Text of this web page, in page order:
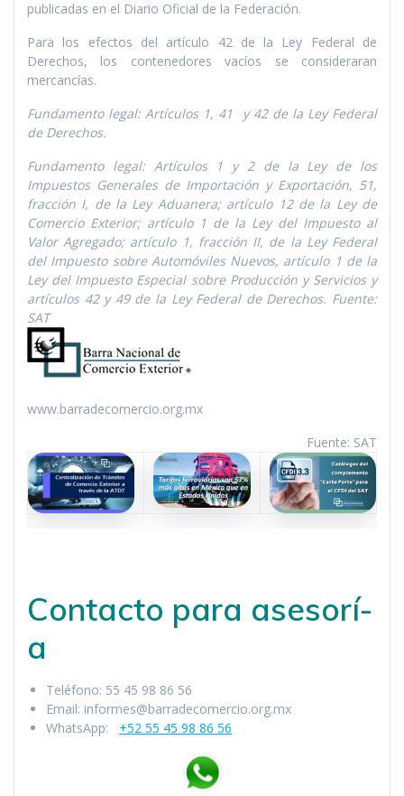
publicadas en el Diario Oficial de la Federación.
Para los efectos del artí­culo 42 de la Ley Federal de
Derechos, los contenedores vací­os se consideraran
mercancí­as.
Fundamento legal: Artí­culos 1, 41 y 42 de la Ley Federal
de Derechos.
Fundamento legal: Artí­culos 1 y 2 de la Ley de los
Impuestos Generales de Importación y Exportación, 51,
fracción I, de la Ley Aduanera; artí­culo 12 de la Ley de
Comercio Exterior; artí­culo 1 de la Ley del Impuesto al
Valor Agregado; artí­culo 1, fracción II, de la Ley Federal
del Impuesto sobre Automóviles Nuevos, artí­culo 1 de la
Ley del Impuesto Especial sobre Producción y Servicios y
artí­culos 42 y 49 de la Ley Federal de Derechos. Fuente:
SAT
www.barradecomercio.org.mx
Fuente: SAT
Contacto para asesorí­
a
Teléfono: 55 45 98 86 56
Email: informes@barradecomercio.org.mx
WhatsApp: +52 55 45 98 86 56